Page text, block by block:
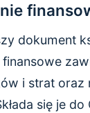
dokument
i strat oraz
się je